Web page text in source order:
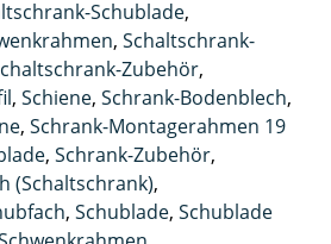
Schublade,
, Schaltschrank-
Zubehör,
, Schiene, Schrank-Bodenblech,
, Schrank-Montagerahmen 19
, Schrank-Zubehör,
(Schaltschrank),
, Schublade, Schublade